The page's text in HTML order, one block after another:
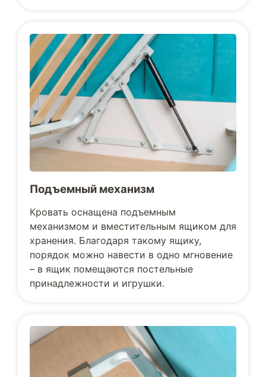
Подъемный механизм
Кровать оснащена подъемным
механизмом и вместительным ящиком для
хранения. Благодаря такому ящику,
порядок можно навести в одно мгновение
– в ящик помещаются постельные
принадлежности и игрушки.